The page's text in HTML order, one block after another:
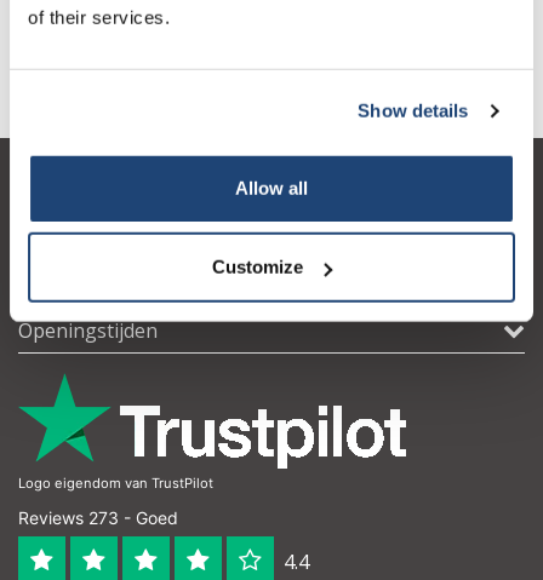
of their services.
Show details
Allow all
Customize
Valeraldehyde wordt geoxideerd tot valeriaanzuur.
Mijn account
Openingstijden
Logo eigendom van TrustPilot
Reviews 273 - Goed
4.4